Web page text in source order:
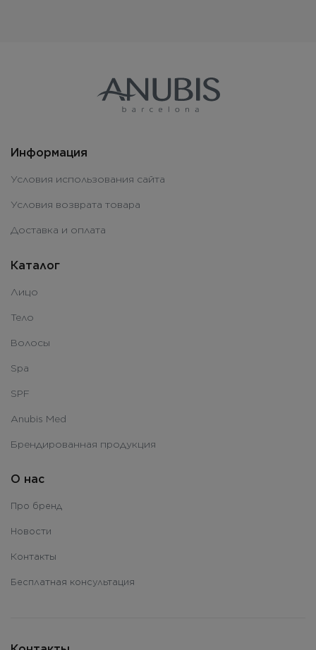
Информация
Условия использования сайта
Условия возврата товара
Доставка и оплата
Каталог
Лицо
Тело
Волосы
Spa
SPF
Anubis Med
Брендированная продукция
О нас
Про бренд
Новости
Контакты
Бесплатная консультация